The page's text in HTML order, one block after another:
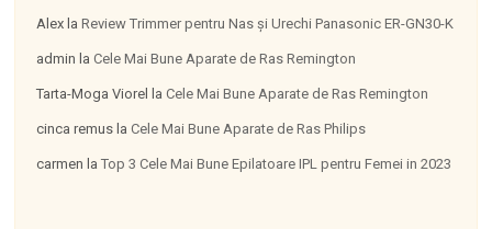
Alex laReview Trimmer pentru Nas şi Urechi Panasonic ER-GN30-K
admin laCele Mai Bune Aparate de Ras Remington
Tarta-Moga Viorel laCele Mai Bune Aparate de Ras Remington
cinca remus laCele Mai Bune Aparate de Ras Philips
carmen laTop 3 Cele Mai Bune Epilatoare IPL pentru Femei in 2023